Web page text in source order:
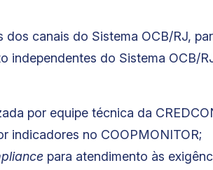
dos canais do Sistema OCB/RJ,
independentes do Sistema OCB/
por equipe técnica da
indicadores no COOPMONITOR;
para atendimento às